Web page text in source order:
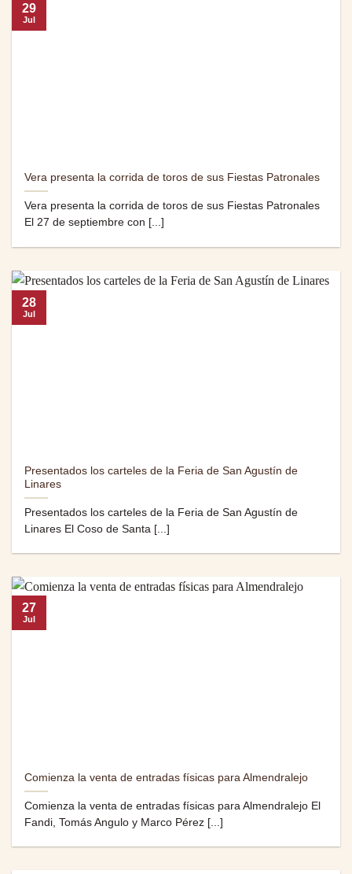
Vera presenta la corrida de toros de sus Fiestas Patronales
Vera presenta la corrida de toros de sus Fiestas Patronales
El 27 de septiembre con [...]
29
Jul
Presentados los carteles de la Feria de San Agustín de
Linares
Presentados los carteles de la Feria de San Agustín de
Linares El Coso de Santa [...]
28
Jul
Comienza la venta de entradas físicas para Almendralejo
Comienza la venta de entradas físicas para Almendralejo El
Fandi, Tomás Angulo y Marco Pérez [...]
27
Jul